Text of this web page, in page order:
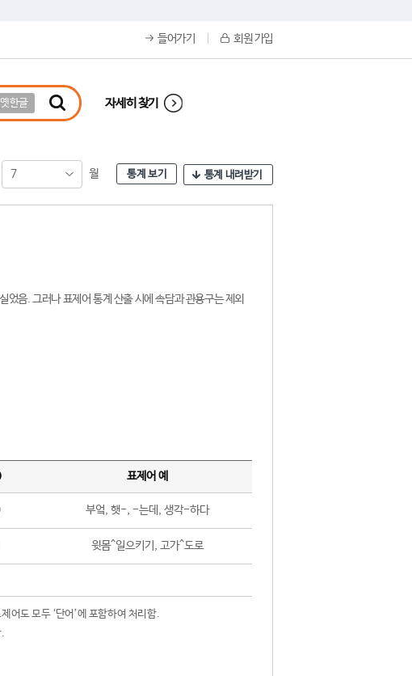
들어가기 회원 가입
옛한글 자세히 찾기
7 월 통계 보기 통계 내려받기
었음. 그러나 표제어 통계 산출 시에 속담과 관용구는 제외
표제어 예
부엌, 햇-, -는데, 생각-하다
윗몸^일으키기, 고가^도로
어도 모두 ‘단어’에 포함하여 처리함.